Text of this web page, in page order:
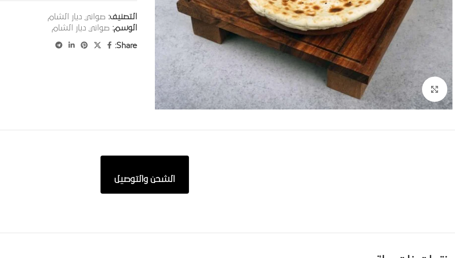
التصنيف: صواني ديار الشام
الوسم: صواني ديار الشام
Share:
الشحن والتوصيل